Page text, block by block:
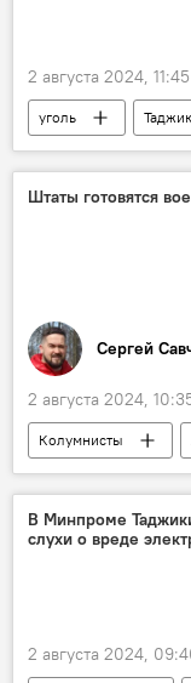
2 августа 2024, 11:45
уголь
Промышленность
Министерство
Штаты готовятся
Сергей
2 августа 2024,
Колумнисты
США
Одесса
В Минпроме
слухи о вреде
2 августа 2024,